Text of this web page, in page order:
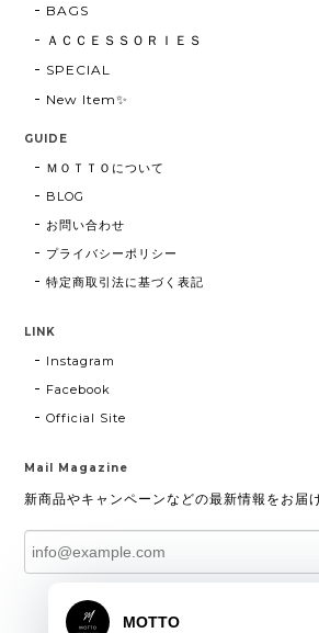
BAGS
ＡＣＣＥＳＳＯＲＩＥＳ
SPECIAL
New Item✨
GUIDE
ＭＯＴＴＯについて
BLOG
お問い合わせ
プライバシーポリシー
特定商取引法に基づく表記
LINK
Instagram
Facebook
Official Site
Mail Magazine
新商品やキャンペーンなどの最新情報をお届